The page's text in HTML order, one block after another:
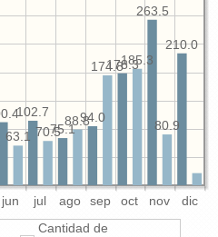
jun jul ago sep oct nov dic
210.0
263.5
178.3
94.0
75.1
102.7
80.9
185.3
174.8
88.8
70.5
63.1
Cantidad de